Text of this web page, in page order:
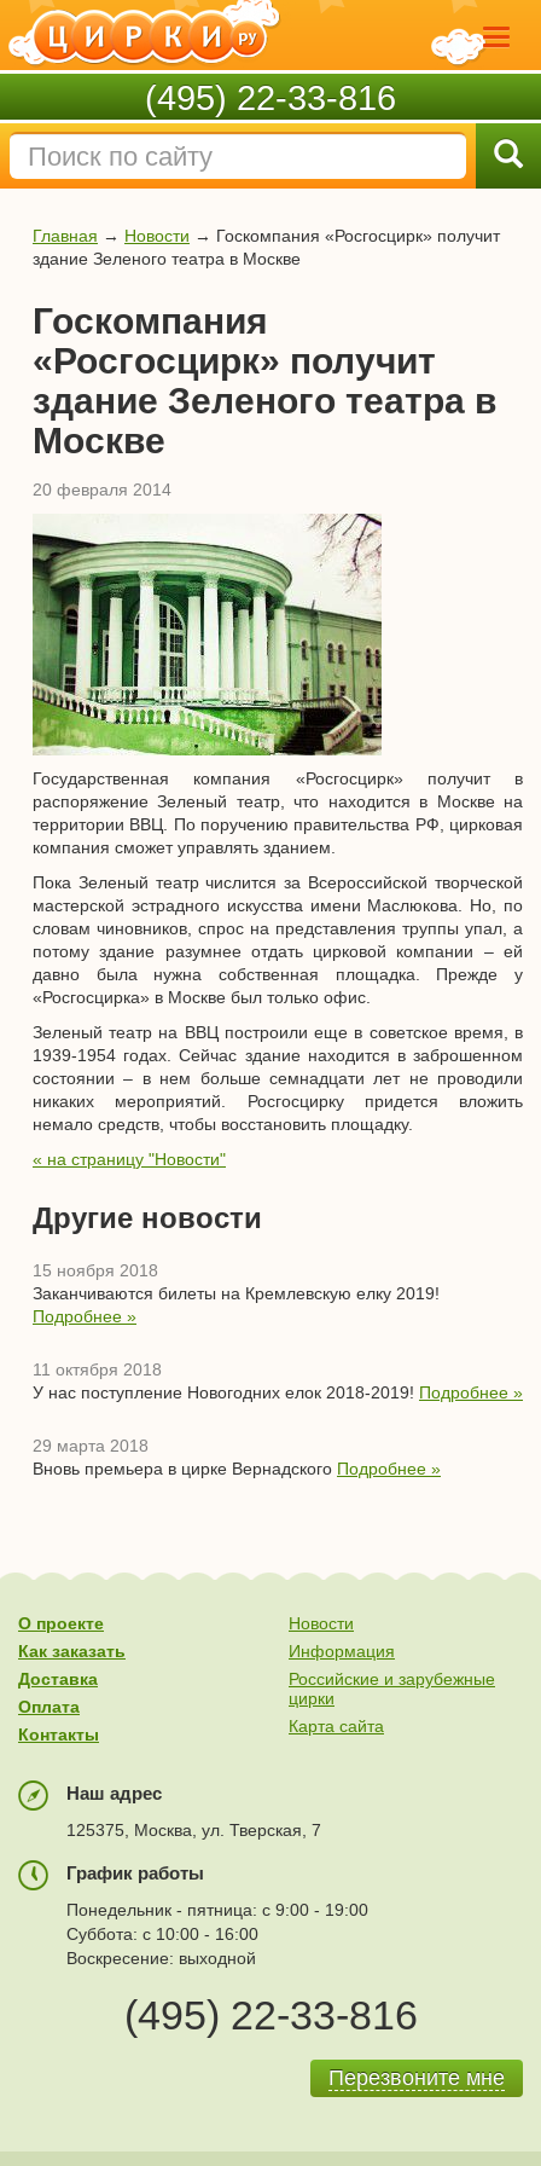
(495) 22-33-816
Главная → Новости → Госкомпания «Росгосцирк» получит
здание Зеленого театра в Москве
Госкомпания
«Росгосцирк» получит
здание Зеленого театра в
Москве
20 февраля 2014
Государственная компания «Росгосцирк» получит в
распоряжение Зеленый театр, что находится в Москве на
территории ВВЦ. По поручению правительства РФ, цирковая
компания сможет управлять зданием.
Пока Зеленый театр числится за Всероссийской творческой
мастерской эстрадного искусства имени Маслюкова. Но, по
словам чиновников, спрос на представления труппы упал, а
потому здание разумнее отдать цирковой компании – ей
давно была нужна собственная площадка. Прежде у
«Росгосцирка» в Москве был только офис.
Зеленый театр на ВВЦ построили еще в советское время, в
1939-1954 годах. Сейчас здание находится в заброшенном
состоянии – в нем больше семнадцати лет не проводили
никаких мероприятий. Росгосцирку придется вложить
немало средств, чтобы восстановить площадку.
« на страницу "Новости"
Другие новости
15 ноября 2018
Заканчиваются билеты на Кремлевскую елку 2019!
Подробнее »
11 октября 2018
У нас поступление Новогодних елок 2018-2019! Подробнее »
29 марта 2018
Вновь премьера в цирке Вернадского Подробнее »
О проекте
Как заказать
Доставка
Оплата
Контакты
Новости
Информация
Российские и зарубежные
цирки
Карта сайта
Наш адрес
125375, Москва, ул. Тверская, 7
График работы
Понедельник - пятница: с 9:00 - 19:00
Суббота: с 10:00 - 16:00
Воскресение: выходной
(495) 22-33-816
Перезвоните мне